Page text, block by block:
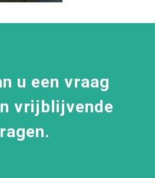
u een vraag
vrijblijvende